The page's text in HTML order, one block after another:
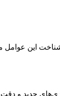
این عوامل
جدید و دقت